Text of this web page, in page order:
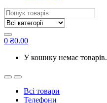
Search
for:
0 ₴0.00
У кошику немає товарів.
Всі товари
Телефони